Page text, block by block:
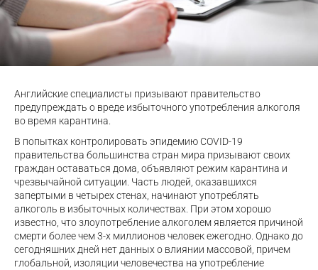
Английские специалисты призывают правительство
предупреждать о вреде избыточного употребления алкоголя
во время карантина.
В попытках контролировать эпидемию COVID-19
правительства большинства стран мира призывают своих
граждан оставаться дома, объявляют режим карантина и
чрезвычайной ситуации. Часть людей, оказавшихся
запертыми в четырех стенах, начинают употреблять
алкоголь в избыточных количествах. При этом хорошо
известно, что злоупотребление алкоголем является причиной
смерти более чем 3-х миллионов человек ежегодно. Однако до
сегодняшних дней нет данных о влиянии массовой, причем
глобальной, изоляции человечества на употребление